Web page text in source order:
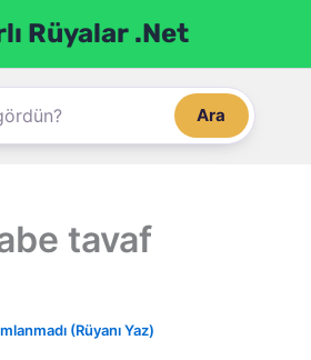
Rüyalar .Net
Ara
tavaf
(Rüyanı Yaz)